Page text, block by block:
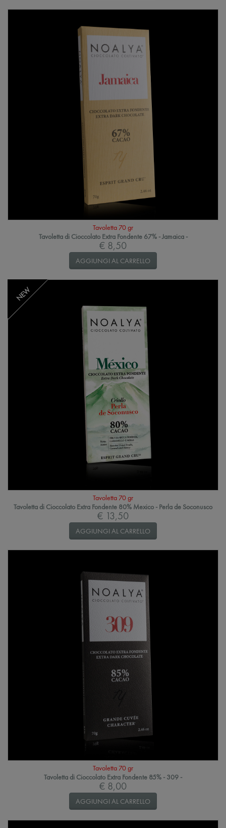
Tavoletta 70 gr
Tavoletta di Cioccolato Extra Fondente 67% - Jamaica -
€ 8,50
AGGIUNGI AL CARRELLO
NEW
Tavoletta 70 gr
Tavoletta di Cioccolato Extra Fondente 80% Mexico - Perla de Soconusco
€ 13,50
AGGIUNGI AL CARRELLO
Tavoletta 70 gr
Tavoletta di Cioccolato Extra Fondente 85% - 309 -
€ 8,00
AGGIUNGI AL CARRELLO